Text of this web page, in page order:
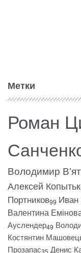
Метки
Роман
Володимир
Алексей
Портников99
Валентина
Ауслендер49
Костянтин
Прозапас
Денис